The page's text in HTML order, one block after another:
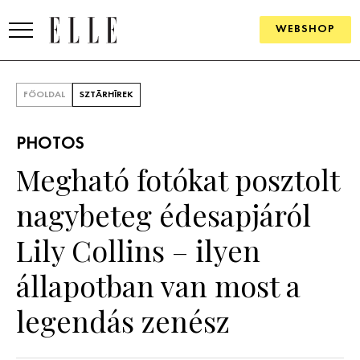
WEBSHOP
SZÉPSÉG
KULTÚRA
PSZICHÉ
ÉLETMÓD
FŐOLDAL SZTÁRHÍREK
PHOTOS
Megható fotókat posztolt
nagybeteg édesapjáról
Lily Collins – ilyen
állapotban van most a
legendás zenész